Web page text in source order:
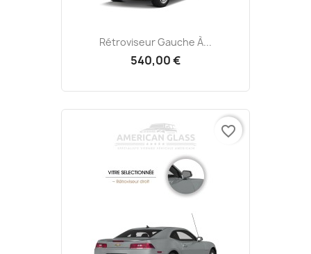
Rétroviseur Gauche À...
540,00 €
favorite_border